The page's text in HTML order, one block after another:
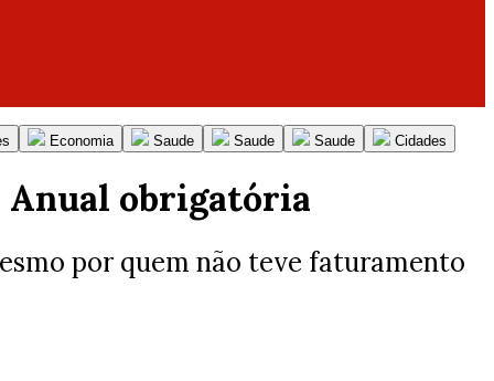
Economia Saude Saude Saude Cidades
Anual obrigatória
por quem não teve faturamento